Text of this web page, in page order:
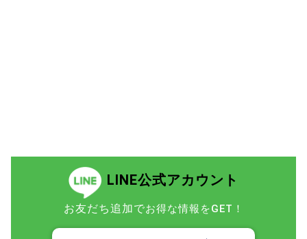
LINE公式アカウント
お友だち追加でお得な情報をGET！